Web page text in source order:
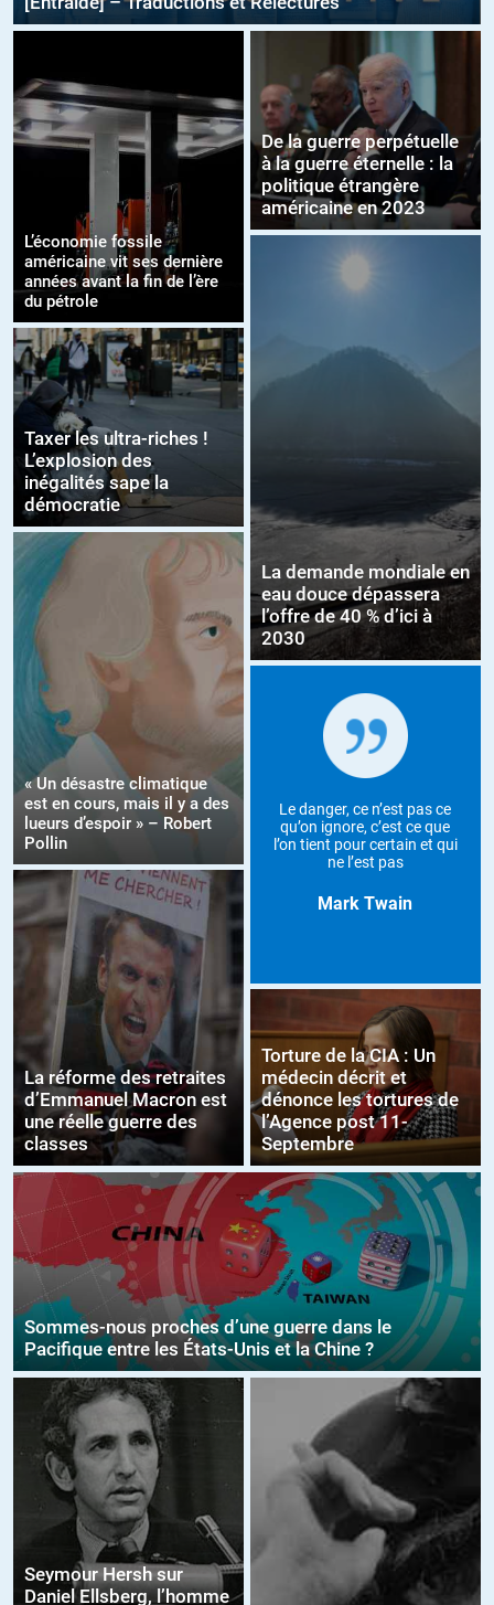
L’économie fossile
américaine vit ses dernière
années avant la fin de l’ère
du pétrole
Taxer les ultra-riches !
L’explosion des
inégalités sape la
démocratie
« Un désastre climatique
est en cours, mais il y a des
lueurs d’espoir » – Robert
Pollin
La réforme des retraites
d’Emmanuel Macron est
une réelle guerre des
classes
De la guerre perpétuelle
à la guerre éternelle : la
politique étrangère
américaine en 2023
La demande mondiale en
eau douce dépassera
l’offre de 40 % d’ici à
2030
Le danger, ce n’est pas ce
qu’on ignore, c’est ce que
l’on tient pour certain et qui
ne l’est pas
Mark Twain
Torture de la CIA : Un
médecin décrit et
dénonce les tortures de
l’Agence post 11-
Septembre
Sommes-nous proches d’une guerre dans le
Pacifique entre les États-Unis et la Chine ?
Seymour Hersh sur
Daniel Ellsberg, l’homme